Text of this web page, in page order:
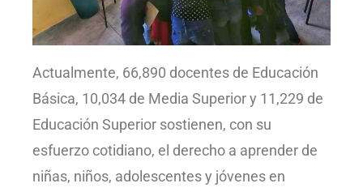
Actualmente, 66,890 docentes de Educación
Básica, 10,034 de Media Superior y 11,229 de
Educación Superior sostienen, con su
esfuerzo cotidiano, el derecho a aprender de
niñas, niños, adolescentes y jóvenes en